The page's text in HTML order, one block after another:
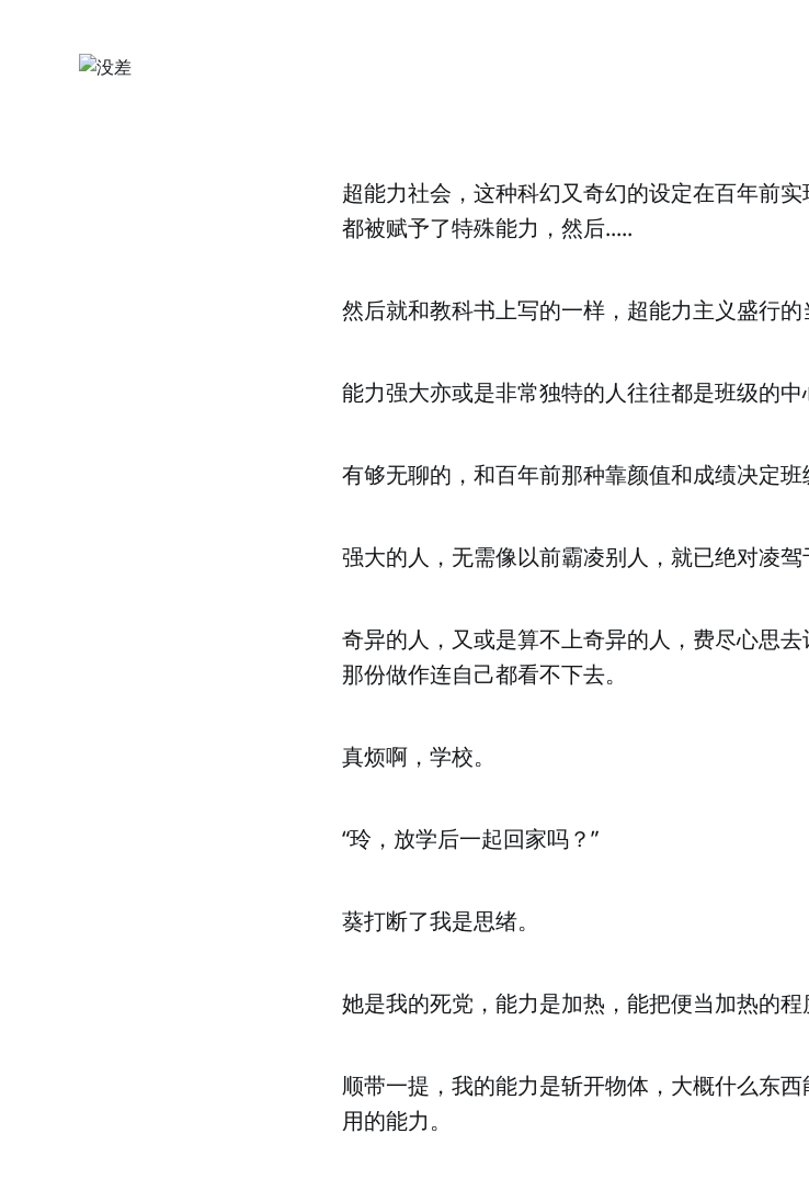
超能力社会，这种科幻又奇幻的设定在百年前
都被赋予了特殊能力，然后.....
然后就和教科书上写的一样，超能力主义盛行的
能力强大亦或是非常独特的人往往都是班级的中
有够无聊的，和百年前那种靠颜值和成绩决定班
强大的人，无需像以前霸凌别人，就已绝对凌驾
奇异的人，又或是算不上奇异的人，费尽心思
那份做作连自己都看不下去。
真烦啊，学校。
“玲，放学后一起回家吗？”
葵打断了我是思绪。
她是我的死党，能力是加热，能把便当加热的程
顺带一提，我的能力是斩开物体，大概什么东
用的能力。